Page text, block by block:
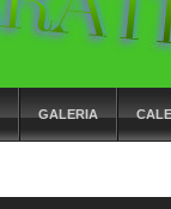
do RN
GALERIA